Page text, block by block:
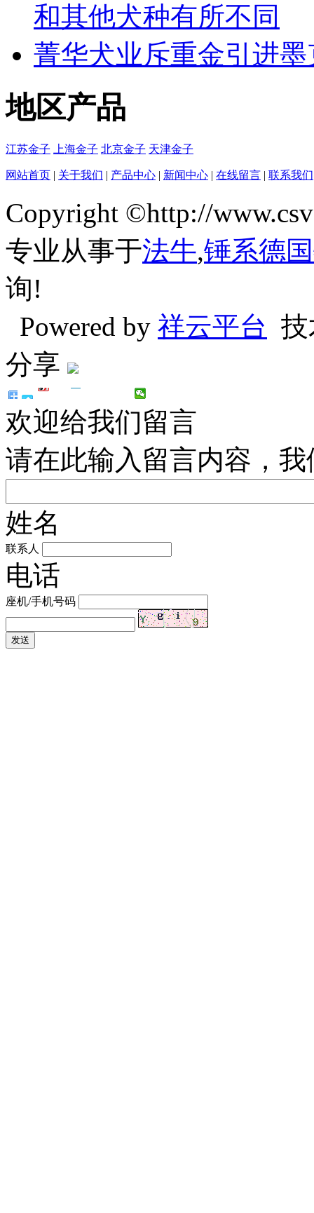
和其他犬种有所不同
菁华犬业斥重金引进墨
地区产品
江苏金子 上海金子 北京金子 天津金子
网站首页 | 关于我们 | 产品中心 | 新闻中心 | 在线留言 | 联系我们
Copyright ©http://
专业从事于法牛,锤系德
询!
Powered by 祥云平台
分享
欢迎给我们留言
请在此输入留言内容，
姓名
联系人
电话
座机/手机号码